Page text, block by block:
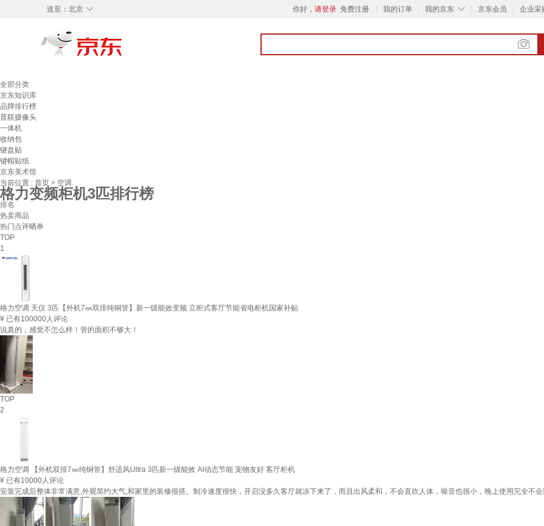
◇
送至： 北京 你好， 请登录 免费注册 我的订单 ◇
我的京东 京东会员 企业采
全部分类
京东知识库
品牌排行榜
普联摄像头
一体机
收纳包
键盘贴
键帽贴纸
京东美术馆
当前位置 : 首页 > 空调
格力变频柜机3匹排行榜
排名
热卖商品
热门点评晒单
TOP
1
格力空调 天仪 3匹【外机7㎜双排纯铜管】新一级能效变频 立柜式客厅节能省电柜机国家补贴
¥ 已有100000人评论
说真的，感觉不怎么样！管的面积不够大！
TOP
2
格力空调 【外机双排7㎜纯铜管】舒适风Ultra 3匹新一级能效 AI动态节能 宠物友好 客厅柜机
¥ 已有10000人评论
安装完成后整体非常满意,外观简约大气,和家里的装修很搭。制冷速度很快，开启没多久客厅就凉下来了，而且出风柔和，不会直吹人体，噪音也很小，晚上使用完全不